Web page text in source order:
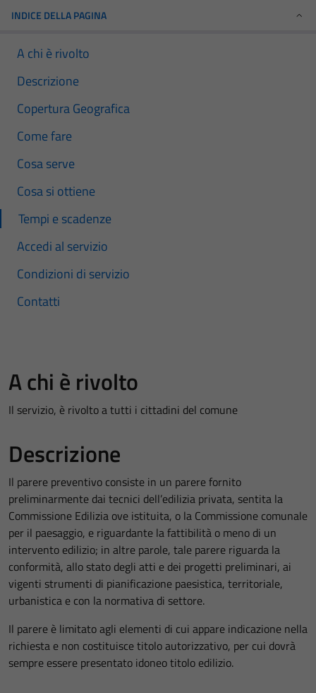
INDICE DELLA PAGINA
A chi è rivolto
Descrizione
Copertura Geografica
Come fare
Cosa serve
Cosa si ottiene
Tempi e scadenze
Accedi al servizio
Condizioni di servizio
Contatti
A chi è rivolto
Il servizio, è rivolto a tutti i cittadini del comune
Descrizione
Il parere preventivo consiste in un parere fornito
preliminarmente dai tecnici dell’edilizia privata, sentita la
Commissione Edilizia ove istituita, o la Commissione comunale
per il paesaggio, e riguardante la fattibilità o meno di un
intervento edilizio; in altre parole, tale parere riguarda la
conformità, allo stato degli atti e dei progetti preliminari, ai
vigenti strumenti di pianificazione paesistica, territoriale,
urbanistica e con la normativa di settore.
Il parere è limitato agli elementi di cui appare indicazione nella
richiesta e non costituisce titolo autorizzativo, per cui dovrà
sempre essere presentato idoneo titolo edilizio.